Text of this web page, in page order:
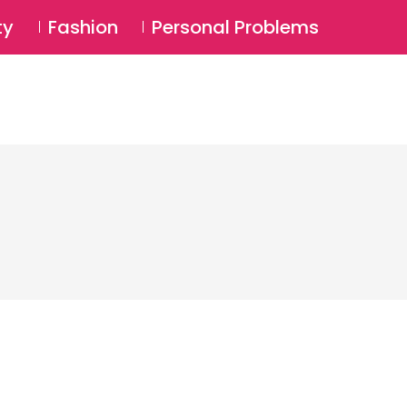
Login ⚲
Fashion Personal Problems